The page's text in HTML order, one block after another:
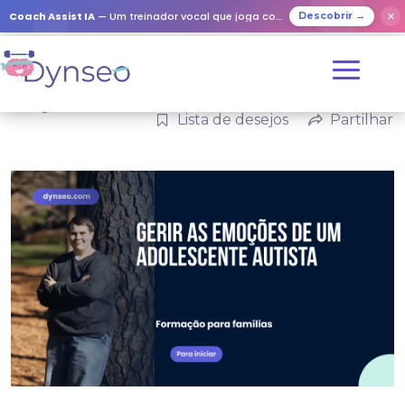
Coach Assist IA — Um treinador vocal que joga com os seus entes queridos Descobrir → ✕
Lista de desejos Partilhar